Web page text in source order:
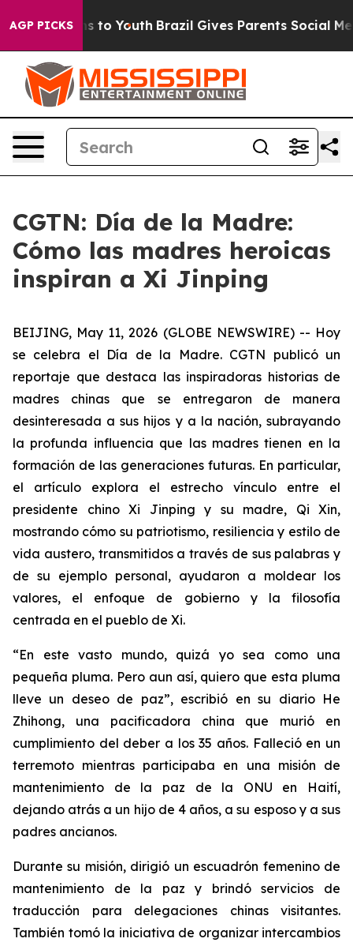
AGP PICKS
Harms to Youth Brazil Gives Parents Social Media
CGTN: Día de la Madre:
Cómo las madres heroicas
inspiran a Xi Jinping
BEIJING, May 11, 2026 (GLOBE NEWSWIRE) -- Hoy
se celebra el Día de la Madre. CGTN publicó un
reportaje que destaca las inspiradoras historias de
madres chinas que se entregaron de manera
desinteresada a sus hijos y a la nación, subrayando
la profunda influencia que las madres tienen en la
formación de las generaciones futuras. En particular,
el artículo explora el estrecho vínculo entre el
presidente chino Xi Jinping y su madre, Qi Xin,
mostrando cómo su patriotismo, resiliencia y estilo de
vida austero, transmitidos a través de sus palabras y
de su ejemplo personal, ayudaron a moldear los
valores, el enfoque de gobierno y la filosofía
centrada en el pueblo de Xi.
“En este vasto mundo, quizá yo sea como una
pequeña pluma. Pero aun así, quiero que esta pluma
lleve un deseo de paz”, escribió en su diario He
Zhihong, una pacificadora china que murió en
cumplimiento del deber a los 35 años. Falleció en un
terremoto mientras participaba en una misión de
mantenimiento de la paz de la ONU en Haití,
dejando atrás a un hijo de 4 años, a su esposo y a sus
padres ancianos.
Durante su misión, dirigió un escuadrón femenino de
mantenimiento de la paz y brindó servicios de
traducción para delegaciones chinas visitantes.
También tomó la iniciativa de organizar intercambios